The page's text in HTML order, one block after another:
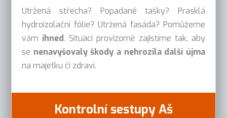
Utržená střecha? Popadané tašky? Prasklá
hydroizolační fólie? Utržená fasáda? Pomůžeme
vám ihned. Situaci provizorně zajistíme tak, aby
se nenavyšovaly škody a nehrozila další újma
na majetku či zdraví.
Kontrolní sestupy Aš